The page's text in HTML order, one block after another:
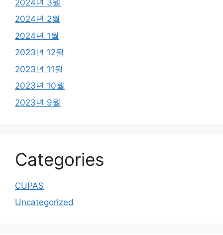
2024년 3월
2024년 2월
2024년 1월
2023년 12월
2023년 11월
2023년 10월
2023년 9월
Categories
CUPAS
Uncategorized